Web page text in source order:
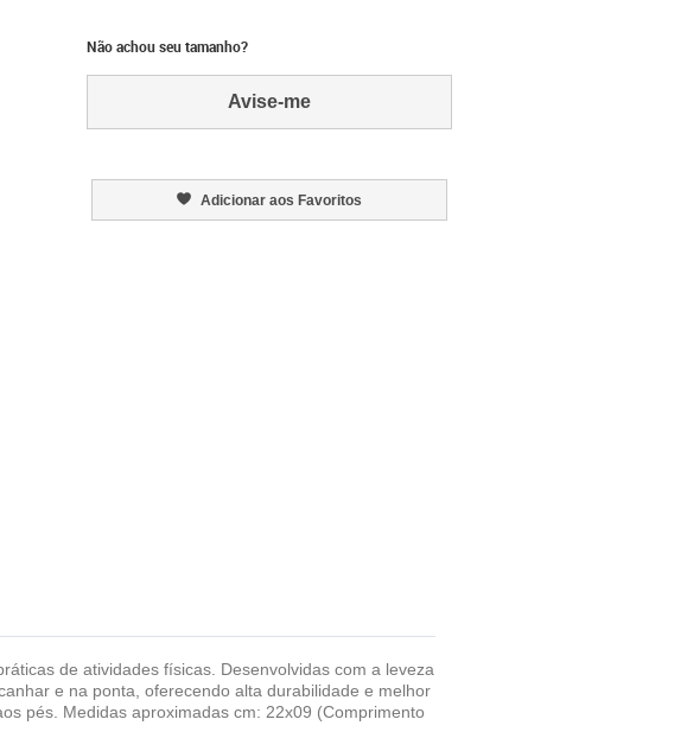
Não achou seu tamanho?
Avise-me
Adicionar aos Favoritos
de atividades físicas. Desenvolvidas com a leveza
e na ponta, oferecendo alta durabilidade e melhor
pés. Medidas aproximadas cm: 22x09 (Comprimento